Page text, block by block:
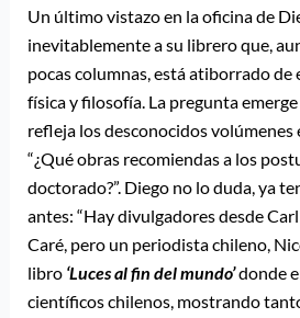
Un último vistazo en la oficina de
inevitablemente a su librero que,
pocas columnas, está atiborrado de
física y filosofía. La pregunta
refleja los desconocidos
“¿Qué obras recomiendas a los
doctorado?”. Diego no lo duda, ya
antes: “Hay divulgadores desde
Caré, pero un periodista chileno,
libro ‘Luces al fin del mundo’donde
científicos chilenos, mostrando